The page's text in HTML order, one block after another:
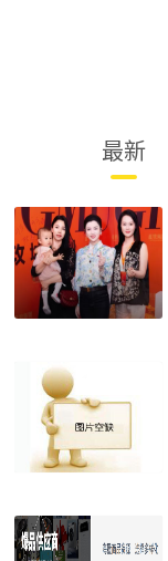
最新